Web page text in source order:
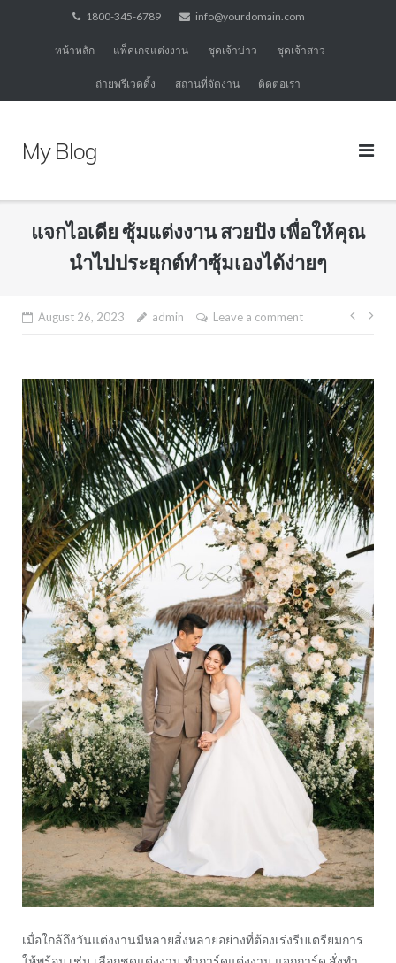
1800-345-6789 info@yourdomain.com
หน้าหลัก แพ็คเกจแต่งงาน ชุดเจ้าบ่าว ชุดเจ้าสาว
ถ่ายพรีเวดดิ้ง สถานที่จัดงาน ติดต่อเรา
My Blog
แจกไอเดีย ซุ้มแต่งงาน สวยปัง เพื่อให้คุณ
นำไปประยุกต์ทำซุ้มเองได้ง่ายๆ
August 26, 2023 admin Leave a comment
Post
เมื่อใกล้ถึงวันแต่งงานมีหลายสิ่งหลายอย่างที่ต้องเร่งรีบเตรียมการ